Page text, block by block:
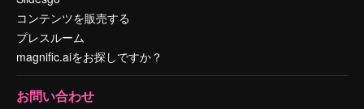
コンテンツを販売する
プレスルーム
magnific.aiをお探しですか？
お問い合わせ